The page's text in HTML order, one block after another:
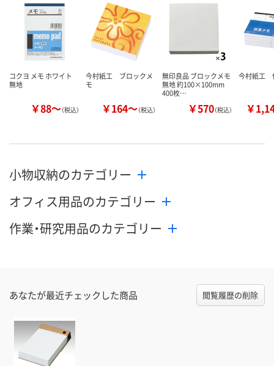
コクヨ メモ ホワイト
無地
￥88～（税込）
今村紙工 ブロックメ
モ
￥164～（税込）
無印良品 ブロックメモ
無地 約100×100mm
400枚…
￥570（税込）
今村紙工
￥
小物収納のカテゴリー
オフィス用品のカテゴリー
作業・研究用品のカテゴリー
あなたが最近チェックした商品 閲覧履歴の削除